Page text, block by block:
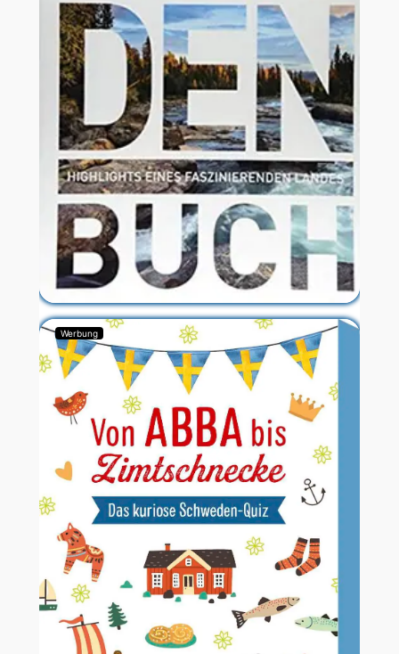
Werbung